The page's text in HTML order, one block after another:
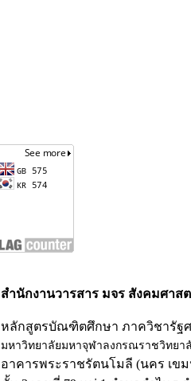
สำนักงานวารสาร มจร สังคมศาส
หลักสูตรบัณฑิตศึกษา ภาควิชารัฐ
มหาวิทยาลัยมหาจุฬาลงกรณราชวิทยา
อาคารพระราชรัตนโมลี (นคร เข